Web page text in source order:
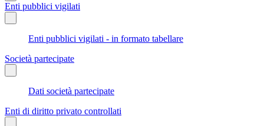
Enti pubblici vigilati
Enti pubblici vigilati - in formato tabellare
Società partecipate
Dati società partecipate
Enti di diritto privato controllati